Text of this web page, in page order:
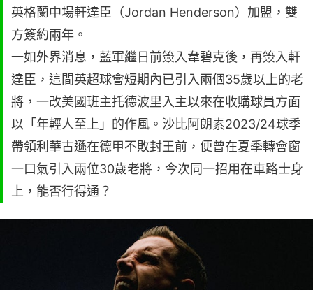
英格蘭中場軒達臣（Jordan Henderson）加盟，雙
方簽約兩年。
一如外界消息，藍軍繼日前簽入韋碧克後，再簽入軒
達臣，這間英超球會短期內已引入兩個35歲以上的老
將，一改美國班主托德波里入主以來在收購球員方面
以「年輕人至上」的作風。沙比阿朗素2023/24球季
帶領利華古遜在德甲不敗封王前，便曾在夏季轉會窗
一口氣引入兩位30歲老將，今次同一招用在車路士身
上，能否行得通？